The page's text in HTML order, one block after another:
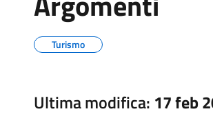
Turismo
Ultima modifica: 17 feb